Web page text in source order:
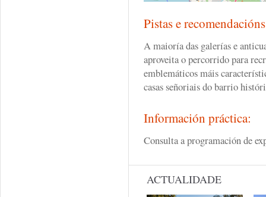
Pistas e
A maioría das galerías e
aproveita o percorrido para
emblemáticos máis
casas señoriais do barrio
Información práctica:
Consulta a programación de
ACTUALIDADE